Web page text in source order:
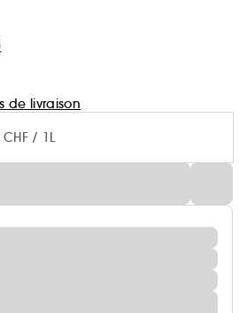
de livraison
CHF / 1L